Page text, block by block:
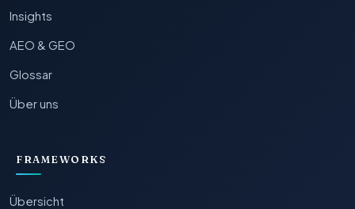
Insights
AEO & GEO
Glossar
Über uns
FRAMEWORKS
Übersicht